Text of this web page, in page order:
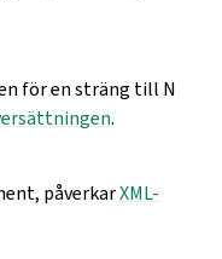
för en sträng till N
.
påverkarXML-